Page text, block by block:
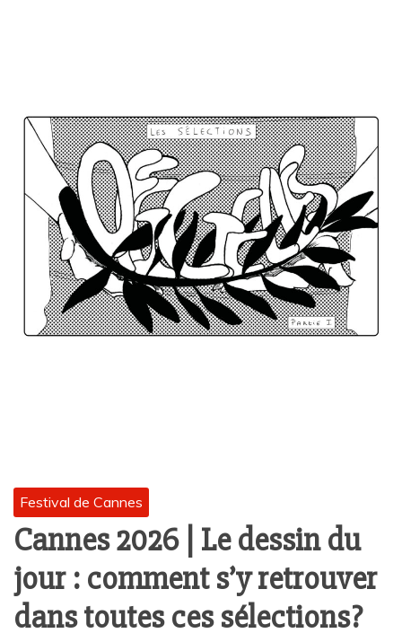
Festival de Cannes
Cannes 2026 | Le dessin du
jour : comment s’y retrouver
dans toutes ces sélections?